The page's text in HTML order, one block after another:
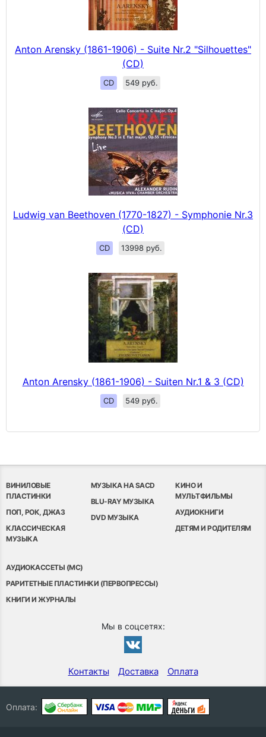
Anton Arensky (1861-1906) - Suite Nr.2 "Silhouettes"
(CD)
CD 549 руб.
Ludwig van Beethoven (1770-1827) - Symphonie Nr.3
(CD)
CD 13998 руб.
Anton Arensky (1861-1906) - Suiten Nr.1 & 3 (CD)
CD 549 руб.
ВИНИЛОВЫЕ
ПЛАСТИНКИ
ПОП, РОК, ДЖАЗ
КЛАССИЧЕСКАЯ
МУЗЫКА
МУЗЫКА НА SACD
BLU-RAY МУЗЫКА
DVD МУЗЫКА
КИНО И
МУЛЬТФИЛЬМЫ
АУДИОКНИГИ
ДЕТЯМ И РОДИТЕЛЯМ
АУДИОКАССЕТЫ (MC)
РАРИТЕТНЫЕ ПЛАСТИНКИ (ПЕРВОПРЕССЫ)
КНИГИ И ЖУРНАЛЫ
Мы в соцсетях:
Контакты Доставка Оплата
Оплата: